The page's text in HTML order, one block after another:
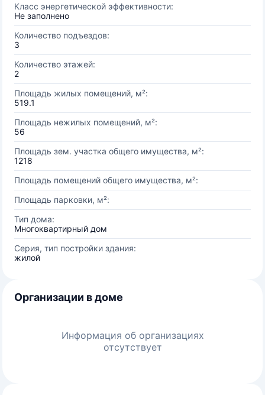
Класс энергетической эффективности:
Не заполнено
Количество подъездов:
3
Количество этажей:
2
Площадь жилых помещений, м²:
519.1
Площадь нежилых помещений, м²:
56
Площадь зем. участка общего имущества, м²:
1218
Площадь помещений общего имущества, м²:
Площадь парковки, м²:
Тип дома:
Многоквартирный дом
Серия, тип постройки здания:
жилой
Организации в доме
Информация об организациях
отсутствует